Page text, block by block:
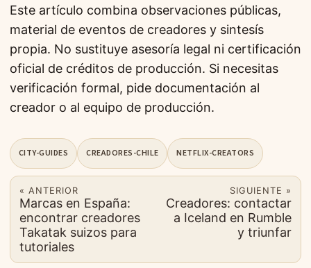
Este artículo combina observaciones públicas,
material de eventos de creadores y sintesís
propia. No sustituye asesoría legal ni certificación
oficial de créditos de producción. Si necesitas
verificación formal, pide documentación al
creador o al equipo de producción.
CITY-GUIDES CREADORES-CHILE NETFLIX-CREATORS
« ANTERIOR
Marcas en España:
encontrar creadores
Takatak suizos para
tutoriales
SIGUIENTE »
Creadores: contactar
a Iceland en Rumble
y triunfar